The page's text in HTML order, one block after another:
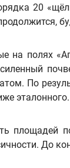
20
на полях
По
эталонного.
площадей
До